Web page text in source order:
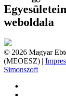
weboldala
© 2026 Magyar
(MEOESZ) |
Simonszoft